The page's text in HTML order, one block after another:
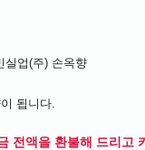
실업(주) 손옥향
됩니다.
전액을 환불해 드리고